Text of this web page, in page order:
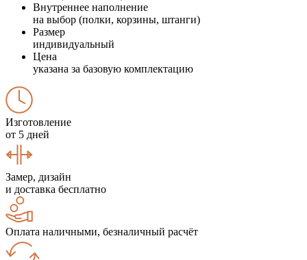
Внутреннее наполнение
на выбор (полки, корзины, штанги)
Размер
индивидуальный
Цена
указана за базовую комплектацию
Изготовление
от 5 дней
Замер, дизайн
и доставка бесплатно
Оплата наличными, безналичный расчёт